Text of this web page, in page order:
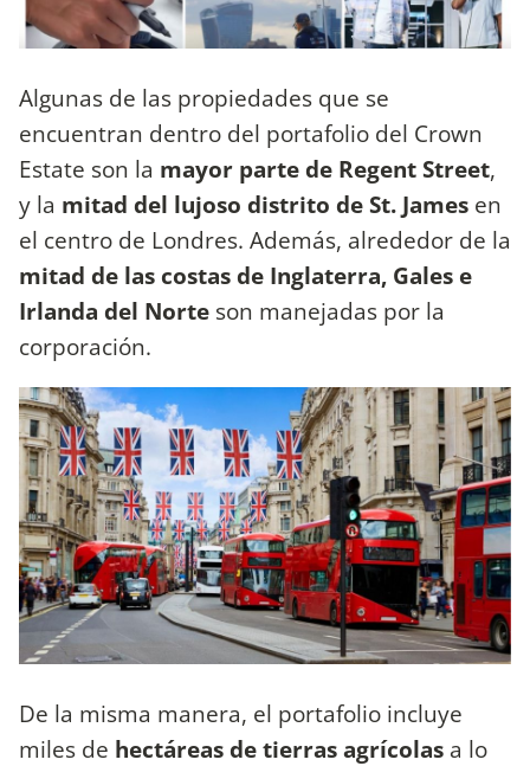
Algunas de las propiedades que se
encuentran dentro del portafolio del Crown
Estate son la mayor parte de Regent Street,
y la mitad del lujoso distrito de St. James en
el centro de Londres. Además, alrededor de la
mitad de las costas de Inglaterra, Gales e
Irlanda del Norte son manejadas por la
corporación.
De la misma manera, el portafolio incluye
miles de hectáreas de tierras agrícolas a lo